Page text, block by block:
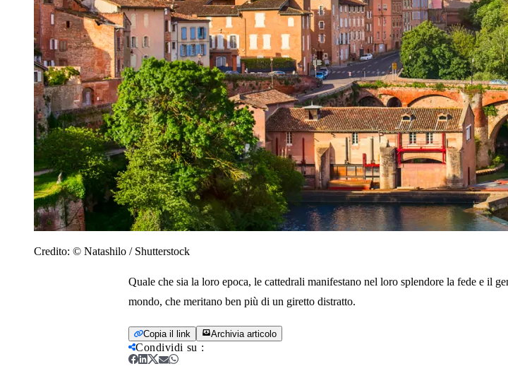
Credito: © Natashilo / Shutterstock
Quale che sia la loro epoca, le cattedrali manifestano nel loro splendore la fede e il
mondo, che meritano ben più di un giretto distratto.
Copia il link Archivia articolo
Condividi su :